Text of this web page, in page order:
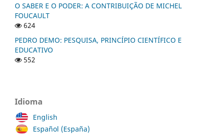
O SABER E O PODER: A CONTRIBUIÇÃO DE MICHEL
FOUCAULT
624
PEDRO DEMO: PESQUISA, PRINCÍPIO CIENTÍFICO E
EDUCATIVO
552
Idioma
English
Español (España)